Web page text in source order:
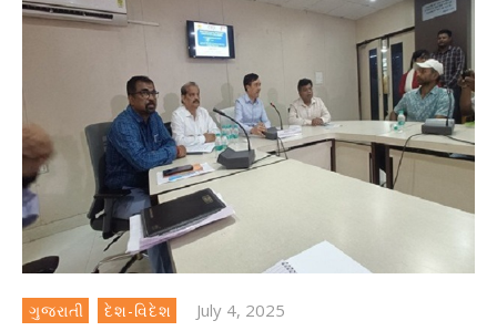
ગુજરાતી દેશ-વિદેશ July 4, 2025